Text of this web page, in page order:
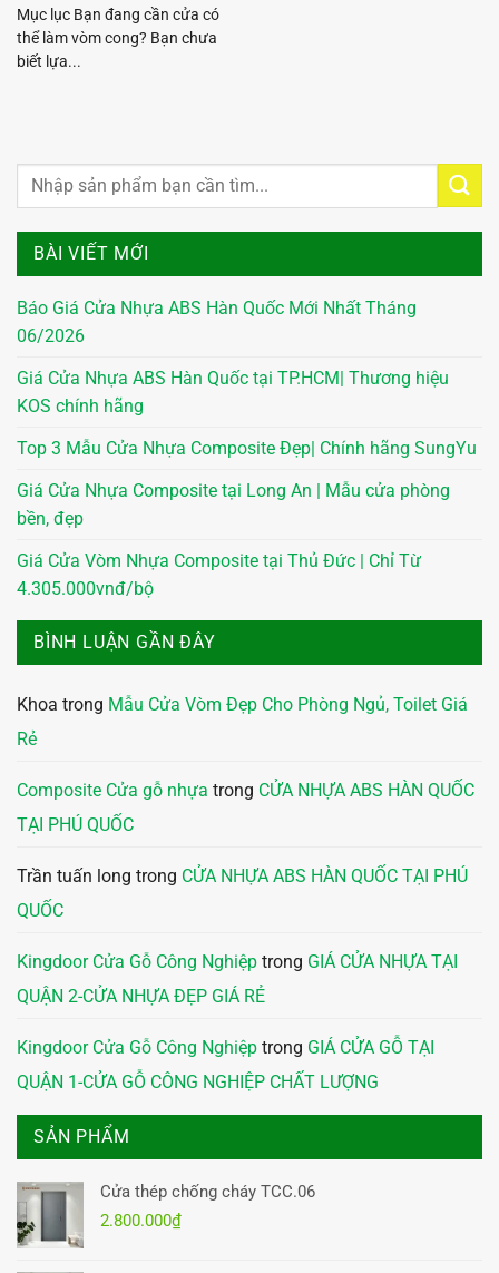
BÀI VIẾT MỚI
Báo Giá Cửa Nhựa ABS Hàn Quốc Mới Nhất Tháng
06/2026
Giá Cửa Nhựa ABS Hàn Quốc tại TP.HCM| Thương hiệu
KOS chính hãng
Top 3 Mẫu Cửa Nhựa Composite Đẹp| Chính hãng SungYu
Giá Cửa Nhựa Composite tại Long An | Mẫu cửa phòng
bền, đẹp
Giá Cửa Vòm Nhựa Composite tại Thủ Đức | Chỉ Từ
4.305.000vnđ/bộ
BÌNH LUẬN GẦN ĐÂY
Khoa trong Mẫu Cửa Vòm Đẹp Cho Phòng Ngủ, Toilet Giá
Rẻ
Composite Cửa gỗ nhựa trong CỬA NHỰA ABS HÀN QUỐC
TẠI PHÚ QUỐC
Trần tuấn long trong CỬA NHỰA ABS HÀN QUỐC TẠI PHÚ
QUỐC
Kingdoor Cửa Gỗ Công Nghiệp trong GIÁ CỬA NHỰA TẠI
QUẬN 2-CỬA NHỰA ĐẸP GIÁ RẺ
Kingdoor Cửa Gỗ Công Nghiệp trong GIÁ CỬA GỖ TẠI
QUẬN 1-CỬA GỖ CÔNG NGHIỆP CHẤT LƯỢNG
SẢN PHẨM
Cửa thép chống cháy TCC.06
2.800.000₫
Mục lục Bạn đang cần cửa có
thể làm vòm cong? Bạn chưa
biết lựa...